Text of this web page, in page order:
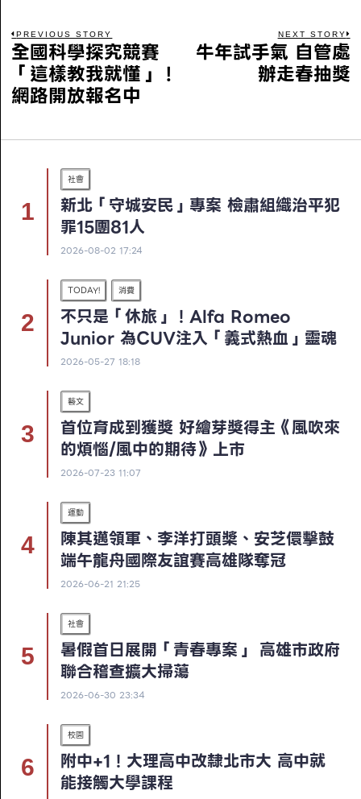
PREVIOUS STORY
全國科學探究競賽
「這樣教我就懂」！
網路開放報名中
NEXT STORY
牛年試手氣 自管處
辦走春抽獎
社會
新北「守城安民」專案 檢肅組織治平犯
罪15團81人
2026-08-02 17:24
TODAY! 消費
不只是「休旅」！Alfa Romeo
Junior 為CUV注入「義式熱血」靈魂
2026-05-27 18:18
藝文
首位育成到獲獎 好繪芽獎得主《風吹來
的煩惱/風中的期待》上市
2026-07-23 11:07
運動
陳其邁領軍、李洋打頭槳、安芝儇擊鼓
端午龍舟國際友誼賽高雄隊奪冠
2026-06-21 21:25
社會
暑假首日展開「青春專案」 高雄市政府
聯合稽查擴大掃蕩
2026-06-30 23:34
校園
附中+1！大理高中改隸北市大 高中就
能接觸大學課程